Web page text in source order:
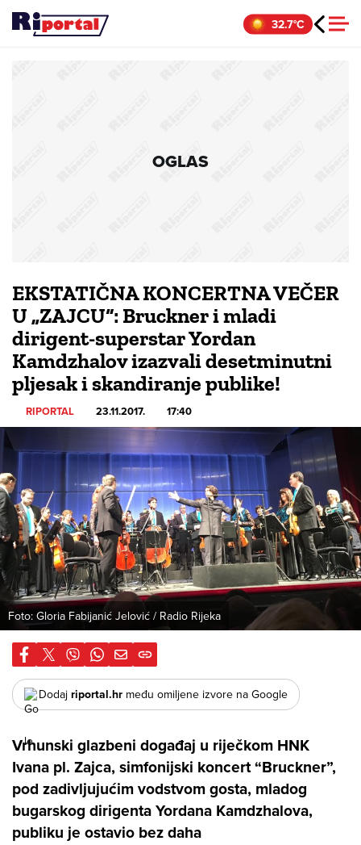
Skip
32.7°C
OGLAS
EKSTATIČNA KONCERTNA VEČER
U „ZAJCU“: Bruckner i mladi
dirigent-superstar Yordan
Kamdzhalov izazvali desetminutni
pljesak i skandiranje publike!
RIPORTAL 23.11.2017. 17:40
Foto: Gloria Fabijanić Jelović / Radio Rijeka
Dodaj riportal.hr među omiljene izvore na Google
Vrhunski glazbeni događaj u riječkom HNK
Ivana pl. Zajca, simfonijski koncert “Bruckner”,
pod zadivljujućim vodstvom gosta, mladog
bugarskog dirigenta Yordana Kamdzhalova,
publiku je ostavio bez daha